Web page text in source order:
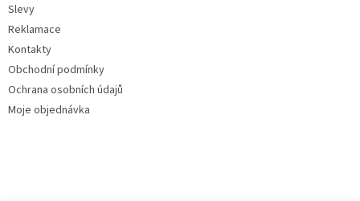
Slevy
Reklamace
Kontakty
Obchodní podmínky
Ochrana osobních údajů
Moje objednávka